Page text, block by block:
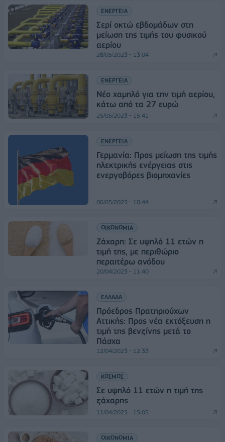
ΕΝΕΡΓΕΙΑ
Σερί οκτώ εβδομάδων στη
μείωση της τιμής του φυσικού
αερίου
28/05/2023 - 13:04
ΕΝΕΡΓΕΙΑ
Νέο χαμηλό για την τιμή αερίου,
κάτω από τα 27 ευρώ
25/05/2023 - 15:41
ΕΝΕΡΓΕΙΑ
Γερμανία: Προς μείωση της τιμής
ηλεκτρικής ενέργειας στις
ενεργοβόρες βιομηχανίες
06/05/2023 - 10:44
ΟΙΚΟΝΟΜΙΑ
Ζάχαρη: Σε υψηλό 11 ετών η
τιμή της, με περιθώριο
περαιτέρω ανόδου
20/04/2023 - 11:40
ΕΛΛΑΔΑ
Πρόεδρος Πρατηριούχων
Αττικής: Προς νέα εκτόξευση η
τιμή της βενζίνης μετά το
Πάσχα
12/04/2023 - 12:33
ΚΟΣΜΟΣ
Σε υψηλό 11 ετών η τιμή της
ζάχαρης
11/04/2023 - 15:05
ΟΙΚΟΝΟΜΙΑ